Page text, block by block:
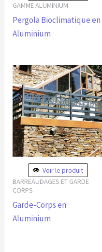
GAMME ALUMINIUM
Pergola Bioclimatique en
Aluminium
Voir le produit
BARREAUDAGES ET GARDE
CORPS
Garde-Corps en
Aluminium